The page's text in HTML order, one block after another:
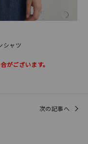
シャツ
がございます。
次の記事へ